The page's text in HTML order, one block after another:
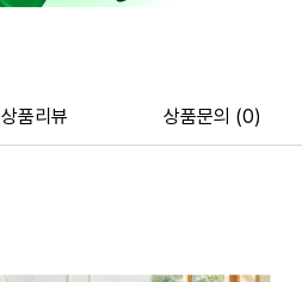
상품리뷰 상품문의 (0)